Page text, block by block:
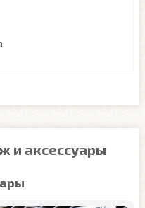
и аксессуары